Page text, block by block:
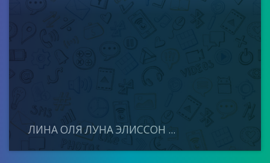
ЛИНА ОЛЯ ЛУНА ЭЛИССОН ...